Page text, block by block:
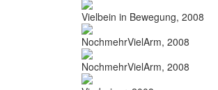
Vielbein in Bewegung, 2008
NochmehrVielArm, 2008
NochmehrVielArm, 2008